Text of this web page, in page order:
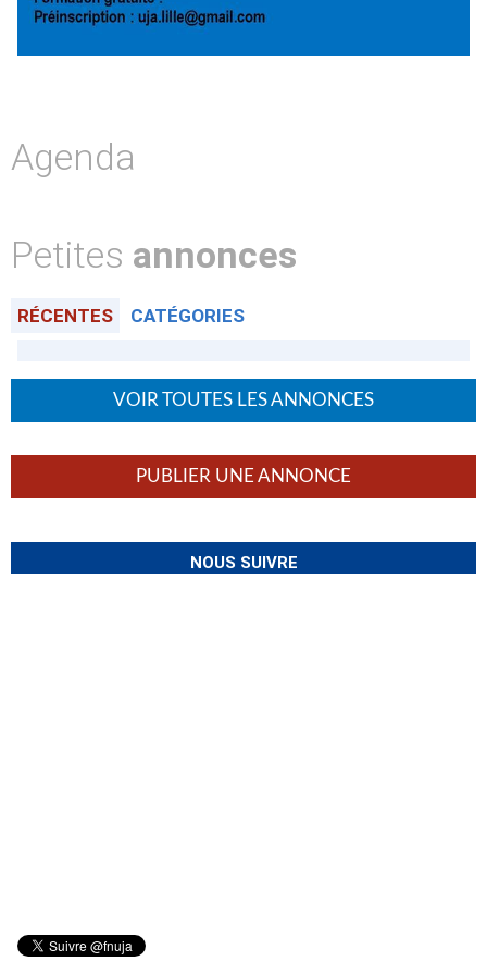
Agenda
Petites annonces
RÉCENTES CATÉGORIES
VOIR TOUTES LES ANNONCES
PUBLIER UNE ANNONCE
NOUS SUIVRE